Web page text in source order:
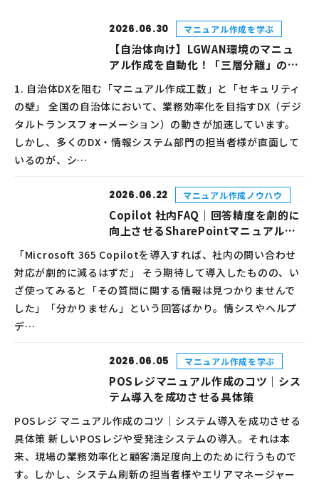
2026.06.30 マニュアル作成を学ぶ
【自治体向け】LGWAN環境のマニュ
アル作成を自動化！「三層分離」の壁
1. 自治体DXを阻む「マニュアル作成工数」と「セキュリティ
の壁」 全国の自治体において、業務効率化を目指すDX（デジ
タルトランスフォーメーション）の動きが加速しています。
しかし、多くのDX・情報システム部門の担当者様が直面して
いるのが、シ…
2026.06.22 マニュアル作成ノウハウ
Copilot 社内FAQ｜回答精度を劇的に
向上させるSharePointマニュアル管
「Microsoft 365 Copilotを導入すれば、社内の問い合わせ
対応が劇的に減るはずだ」 そう期待して導入したものの、い
ざ使ってみると「その質問に関する情報は見つかりませんで
した」「分かりません」という回答ばかり。情シスやヘルプ
デ…
2026.06.05 マニュアル作成を学ぶ
POSレジマニュアル作成のコツ｜シス
テム導入を成功させる具体策
POSレジ マニュアル作成のコツ｜システム導入を成功させる
具体策 新しいPOSレジや受発注システムの導入。それは本
来、現場の業務効率化と顧客満足度向上のために行うもので
す。しかし、システム刷新の担当者様やエリアマネージャー